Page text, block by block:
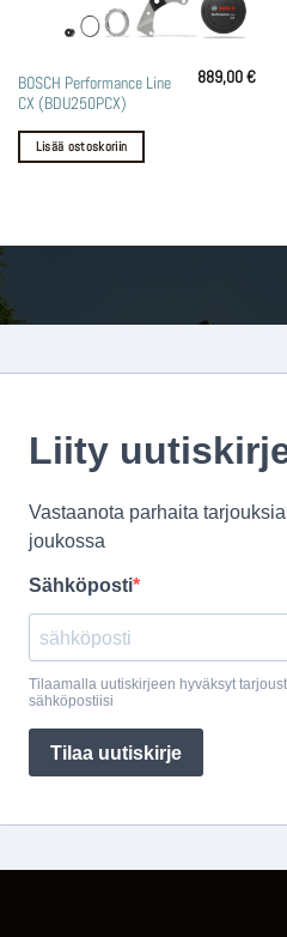
BOSCH Performance Line
CX (BDU250PCX)
889,00€
Lisää ostoskoriin